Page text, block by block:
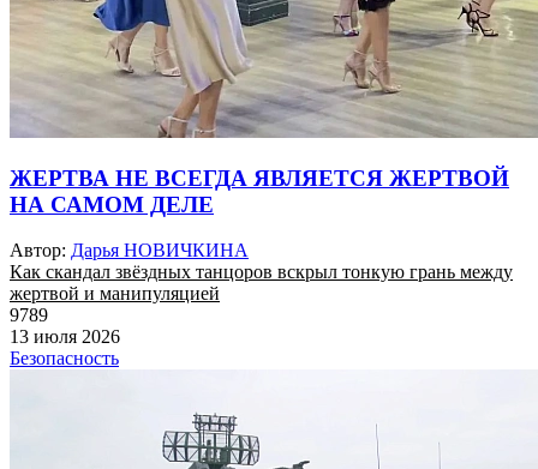
ЖЕРТВА НЕ ВСЕГДА ЯВЛЯЕТСЯ ЖЕРТВОЙ
НА САМОМ ДЕЛЕ
Автор: Дарья НОВИЧКИНА
Как скандал звёздных танцоров вскрыл тонкую грань между
жертвой и манипуляцией
9789
13 июля 2026
Безопасность